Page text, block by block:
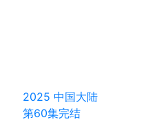
2025 中国大陆
第60集完结